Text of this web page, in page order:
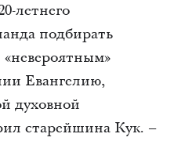
летнего
подбирать
Евангелию,
духовной
старейшина Кук. –